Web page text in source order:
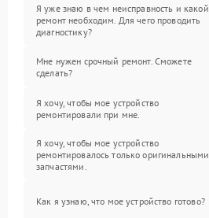
Я уже знаю в чем неисправность и какой
ремонт необходим. Для чего проводить
диагностику?
Мне нужен срочный ремонт. Сможете
сделать?
Я хочу, чтобы мое устройство
ремонтировали при мне.
Я хочу, чтобы мое устройство
ремонтировалось только оригинальными
запчастями.
Как я узнаю, что мое устройство готово?